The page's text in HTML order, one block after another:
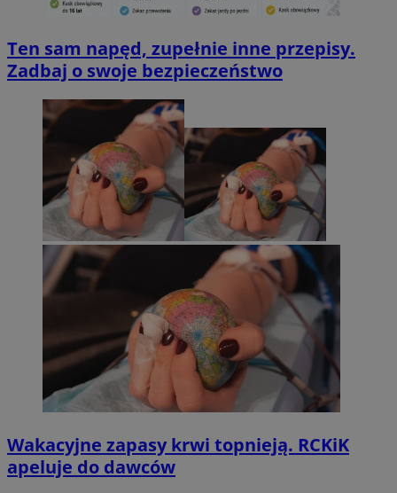
Ten sam napęd, zupełnie inne przepisy.
Zadbaj o swoje bezpieczeństwo
Wakacyjne zapasy krwi topnieją. RCKiK
apeluje do dawców